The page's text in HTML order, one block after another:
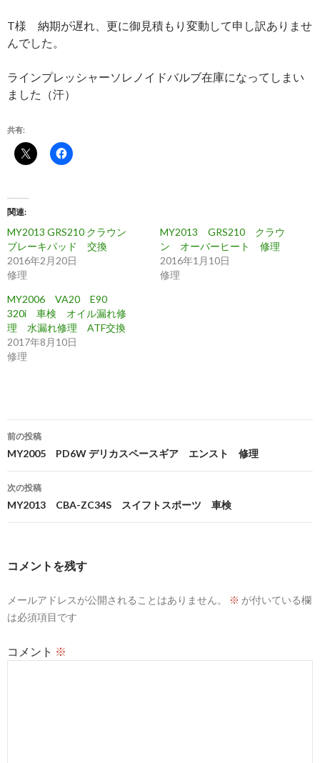
T様 納期が遅れ、更に御見積もり変動して申し訳ありませ
んでした。
ラインプレッシャーソレノイドバルブ在庫になってしまい
ました（汗）
共有:
関連
MY2013 GRS210 クラウン
ブレーキパッド 交換
2016年2月20日
修理
MY2013 GRS210 クラウ
ン オーバーヒート 修理
2016年1月10日
修理
MY2006 VA20 E90
320i 車検 オイル漏れ修
理 水漏れ修理 ATF交換
2017年8月10日
修理
投
稿
ナ
ビ
ョ
前の投稿
MY2005 PD6W デリカスペースギア エンスト 修理
次の投稿
MY2013 CBA-ZC34S スイフトスポーツ 車検
コメントを残す
メールアドレスが公開されることはありません。 ※ が付いている欄
は必須項目です
コメント ※